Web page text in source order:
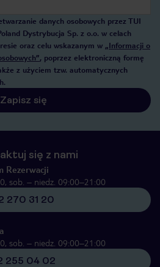
danych osobowych przez TUI
Dystrybucja Sp. z o.o. w celach
oraz celu wskazanym w „Informacji o
, poprzez elektroniczną formę
z użyciem tzw. automatycznych
Zapisz się
się z nami
Rezerwacji
sob. – niedz. 09:00–21:00
270 31 20
sob. – niedz. 09:00–21:00
255 04 02